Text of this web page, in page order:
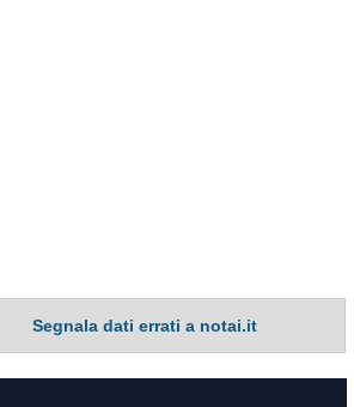
Segnala dati errati a notai.it